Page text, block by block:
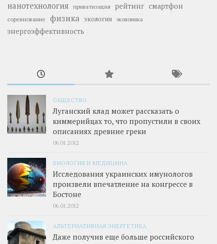
нанотехнология приватизация рейтинг смартфон
соревнование физика экология экономика
энергоэффективность
ОБЩЕСТВО
Луганский клад может рассказать о
киммерийцах то, что пропустили в своих
описаниях древние греки
06.01.2012
БИОЛОГИЯ И МЕДИЦИНА
Исследования украинских имунологов
произвели впечатление на конгрессе в
Бостоне
06.01.2012
АЛЬТЕРНАТИВНАЯ ЭНЕРГЕТИКА
Даже получив еще больше российского